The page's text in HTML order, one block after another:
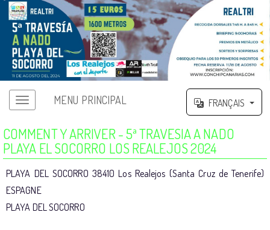
MENU PRINCIPAL FRANÇAIS
COMMENT Y ARRIVER - 5ª TRAVESIA A NADO
PLAYA EL SOCORRO LOS REALEJOS 2024
PLAYA DEL SOCORRO 38410 Los Realejos (Santa Cruz de Tenerife)
ESPAGNE
PLAYA DEL SOCORRO